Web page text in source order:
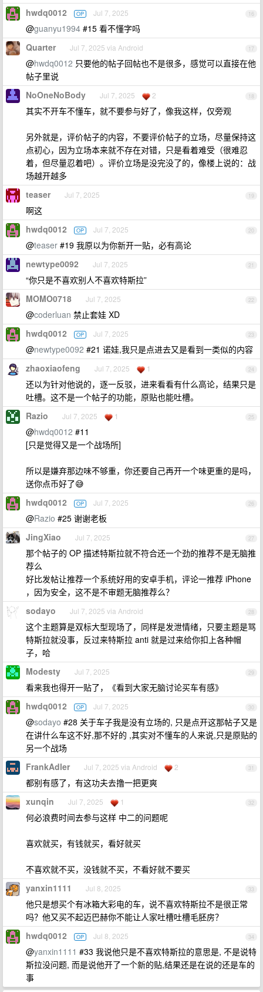
16
hwdq0012 OP Jul 7, 2025
@guanyu1994 #15 看不懂字吗
17
Quarter Jul 7, 2025 via Android
@hwdq0012 只要他的帖子回帖也不是很多，感觉可以直接在他
帖子里说
18
NoOneNoBody Jul 7, 2025 2
其实不开车不懂车，就不要参与好了，像我这样，仅旁观
另外就是，评价帖子的内容，不要评价帖子的立场，尽量保持这
点初心，因为立场本来就不存在对错，只是看着难受（很难忍
着，但尽量忍着吧）。评价立场是没完没了的，像楼上说的：战
场越开越多
19
teaser Jul 7, 2025
啊这
20
hwdq0012 OP Jul 7, 2025
@teaser #19 我原以为你新开一贴，必有高论
21
newtype0092 Jul 7, 2025
“你只是不喜欢别人不喜欢特斯拉”
22
MOMO0718 Jul 7, 2025
@coderluan 禁止套娃 XD
23
hwdq0012 OP Jul 7, 2025
@newtype0092 #21 诺娃,我只是点进去又是看到一类似的内容
24
zhaoxiaofeng Jul 7, 2025 1
还以为针对他说的，逐一反驳，进来看看有什么高论，结果只是
吐槽。这不是一个帖子的功能，原贴也能吐槽。
25
Razio Jul 7, 2025 1
@hwdq0012 #11
[只是觉得又是一个战场所]
所以是嫌弃那边味不够重，你还要自己再开一个味更重的是吗，
送你点币好了😅
26
hwdq0012 OP Jul 7, 2025
@Razio #25 谢谢老板
27
JingXiao Jul 7, 2025
那个帖子的 OP 描述特斯拉就不符合还一个劲的推荐不是无脑推
荐么
好比发帖让推荐一个系统好用的安卓手机，评论一推荐 iPhone
，因为安全，这不是不审题无脑推荐么？
28
sodayo Jul 7, 2025 via Android
这个主题算是双标大型现场了，同样是发泄情绪，只要主题是骂
特斯拉就没事，反过来特斯拉 anti 就是过来给你扣上各种帽
子，哈
29
Modesty Jul 7, 2025
看来我也得开一贴了，《看到大家无脑讨论买车有感》
30
hwdq0012 OP Jul 7, 2025
@sodayo #28 关于车子我是没有立场的, 只是点开这那帖子又是
在讲什么车这不好,那不好的 ,其实对不懂车的人来说,只是原贴的
另一个战场
31
FrankAdler Jul 7, 2025 via Android 2
都别有感了，有这功夫去撸一把更爽
32
xunqin Jul 7, 2025 1
何必浪费时间去参与这样 中二的问题呢
喜欢就买，有钱就买，看好就买
不喜欢就不买，没钱就不买，不看好就不要买
33
yanxin1111 Jul 8, 2025
他只是想买个有冰箱大彩电的车，说不喜欢特斯拉不是很正常
吗？他又买不起迈巴赫你不能让人家吐槽吐槽毛胚房？
34
hwdq0012 OP Jul 8, 2025
@yanxin1111 #33 我说他只是不喜欢特斯拉的意思是, 不是说特
斯拉没问题, 而是说他开了一个新的贴,结果还是在说的还是车的
事